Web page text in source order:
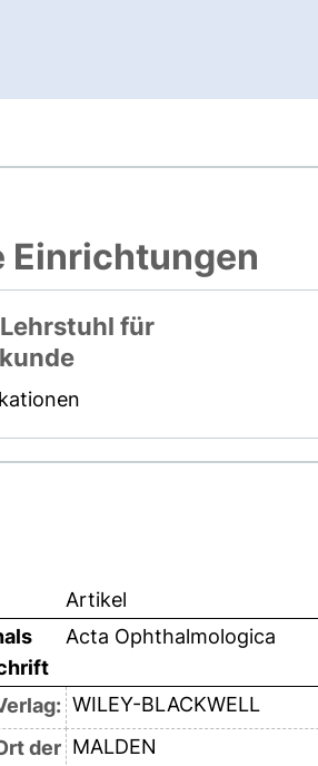
Link, öffnet neues
Einrichtungen
für
Artikel
Acta Ophthalmologica
WILEY-BLACKWELL
der MALDEN